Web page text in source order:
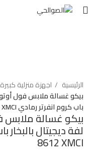
الرئيسية
اجهزة منزلية كبيرة
باب كروم انفرتر رمادي WTV 8612 XMCI
8612 XMCI